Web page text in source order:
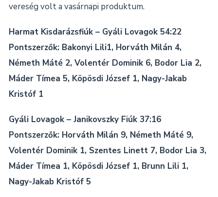
vereség volt a vasárnapi produktum.
Harmat Kisdarázsfiúk – Gyáli Lovagok 54:22
Pontszerzők: Bakonyi Lili1, Horváth Milán 4,
Németh Máté 2, Volentér Dominik 6, Bodor Lia 2,
Máder Tímea 5, Köpösdi József 1, Nagy-Jakab
Kristóf 1
Gyáli Lovagok – Janikovszky Fiúk 37:16
Pontszerzők: Horváth Milán 9, Németh Máté 9,
Volentér Dominik 1, Szentes Linett 7, Bodor Lia 3,
Máder Tímea 1, Köpösdi József 1, Brunn Lili 1,
Nagy-Jakab Kristóf 5